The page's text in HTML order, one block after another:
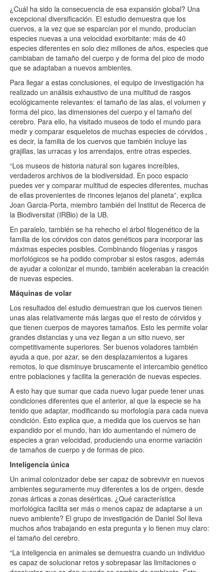
¿Cuál ha sido la consecuencia de esa expansión global? Una
excepcional diversificación. El estudio demuestra que los
cuervos, a la vez que se esparcían por el mundo, producían
especies nuevas a una velocidad exorbitante: más de 40
especies diferentes en solo diez millones de años, especies que
cambiaban de tamaño del cuerpo y de forma del pico de modo
que se adaptaban a nuevos ambientes.
Para llegar a estas conclusiones, el equipo de investigación ha
realizado un análisis exhaustivo de una multitud de rasgos
ecológicamente relevantes: el tamaño de las alas, el volumen y
forma del pico, las dimensiones del cuerpo y el tamaño del
cerebro. Para ello, ha visitado museos de todo el mundo para
medir y comparar esqueletos de muchas especies de córvidos ,
es decir, la familia de los cuervos que también incluye las
grajillas, las urracas y los arrendajos, entre otras especies.
“Los museos de historia natural son lugares increíbles,
verdaderos archivos de la biodiversidad. En poco espacio
puedes ver y comparar multitud de especies diferentes, muchas
de ellas provenientes de rincones lejanos del planeta”, explica
Joan Garcia-Porta, miembro también del Institut de Recerca de
la Biodiversitat (IRBio) de la UB.
En paralelo, también se ha rehecho el árbol filogenético de la
familia de los córvidos con datos genéticos para incorporar las
máximas especies posibles. Combinando filogenias y rasgos
morfológicos se ha podido comprobar si estos rasgos, además
de ayudar a colonizar el mundo, también aceleraban la creación
de nuevas especies.
Máquinas de volar
Los resultados del estudio demuestran que los cuervos tienen
unas alas relativamente más largas que el resto de córvidos y
que tienen cuerpos de mayores tamaños. Esto les permite volar
grandes distancias y una vez llegan a un sitio nuevo, ser
competitivamente superiores. Ser buenos voladores también
ayuda a que, por azar, se den desplazamientos a lugares
remotos, lo que disminuye bruscamente el intercambio genético
entre poblaciones y facilita la generación de nuevas especies.
A esto hay que sumar que cada nuevo lugar puede tener unas
condiciones diferentes que el anterior, al que la especie se ha
tenido que adaptar, modificando su morfología para cada nueva
condición. Esto explica que, a medida que los cuervos se han
expandido por el mundo, han ido aumentando el número de
especies a gran velocidad, produciendo una enorme variación
de tamaños de cuerpo y de formas de pico.
Inteligencia única
Un animal colonizador debe ser capaz de sobrevivir en nuevos
ambientes seguramente muy diferentes a los de origen, desde
zonas árticas a zonas desérticas. ¿Qué característica
morfológica facilita ser más o menos capaz de adaptarse a un
nuevo ambiente? El grupo de investigación de Daniel Sol lleva
muchos años trabajando en esta pregunta y lo tienen muy claro:
el tamaño del cerebro.
“La inteligencia en animales se demuestra cuando un individuo
es capaz de solucionar retos y sobrepasar las limitaciones o